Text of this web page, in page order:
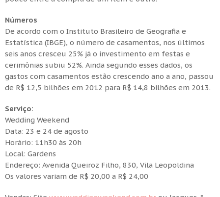
Números
De acordo com o Instituto Brasileiro de Geografia e
Estatística (IBGE), o número de casamentos, nos últimos
seis anos cresceu 25% já o investimento em festas e
cerimônias subiu 52%. Ainda segundo esses dados, os
gastos com casamentos estão crescendo ano a ano, passou
de R$ 12,5 bilhões em 2012 para R$ 14,8 bilhões em 2013.
Serviço:
Wedding Weekend
Data: 23 e 24 de agosto
Horário: 11h30 às 20h
Local: Gardens
Endereço: Avenida Queiroz Filho, 830, Vila Leopoldina
Os valores variam de R$ 20,00 a R$ 24,00